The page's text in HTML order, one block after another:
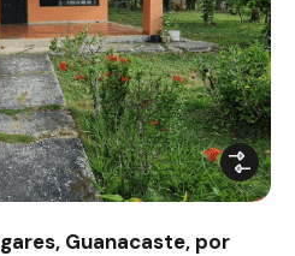
Guanacaste, por